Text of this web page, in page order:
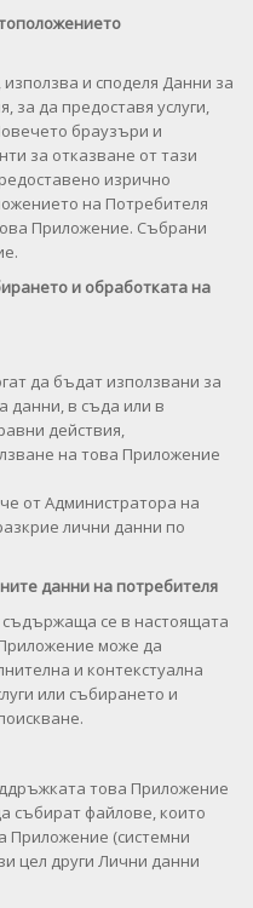
и споделя Данни за
за да предоставя услуги,
браузъри и
за отказване от тази
изрично
на Потребителя
Приложение. Събрани
и обработката на
да бъдат използвани за
данни, в съда или в
действия,
на това Приложение
от Администратора на
лични данни по
данни на потребителя
се в настоящата
може да
и контекстуална
или събирането и
това Приложение
събират файлове, които
Приложение (системни
цел други Лични данни